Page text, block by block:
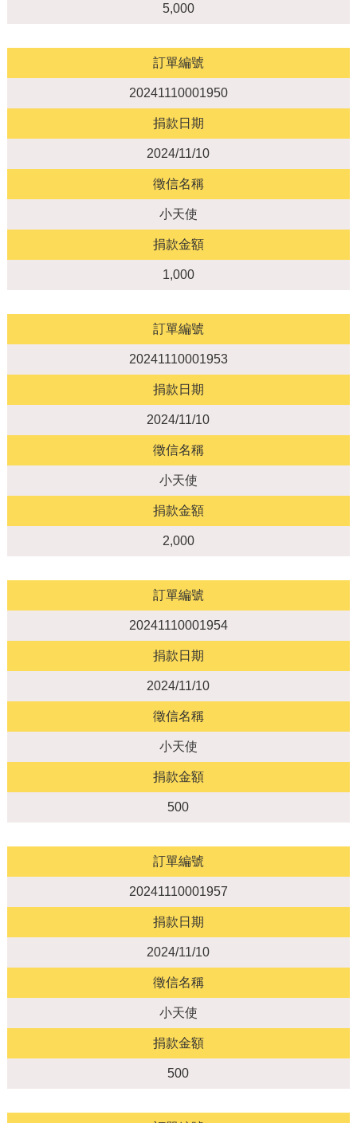
5,000
訂單編號
20241110001950
捐款日期
2024/11/10
徵信名稱
小天使
捐款金額
1,000
訂單編號
20241110001953
捐款日期
2024/11/10
徵信名稱
小天使
捐款金額
2,000
訂單編號
20241110001954
捐款日期
2024/11/10
徵信名稱
小天使
捐款金額
500
訂單編號
20241110001957
捐款日期
2024/11/10
徵信名稱
小天使
捐款金額
500